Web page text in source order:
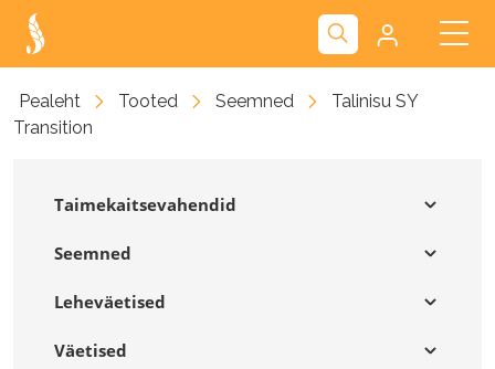
Kliendiportaal
Pealeht Tooted Seemned
Talinisu SY
Transition
Taimekaitsevahendid
Seemned
Leheväetised
Väetised